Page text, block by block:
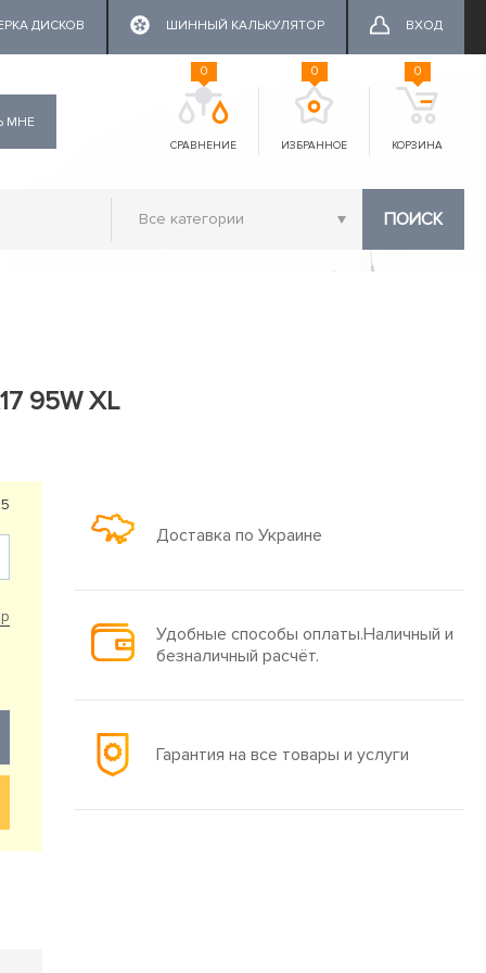
ДИСКОВ ШИННЫЙ КАЛЬКУЛЯТОР ВХОД
МНЕ
СРАВНЕНИЕ
0
ИЗБРАННОЕ
0
КОРЗИНА
0
ПОИСК
95W XL
Доставка по Украине
Удобные способы оплаты.Наличный и
безналичный расчёт.
Гарантия на все товары и услуги